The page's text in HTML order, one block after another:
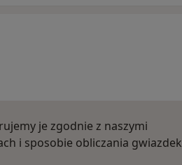
je zgodnie z naszymi
i sposobie obliczania gwiazdek